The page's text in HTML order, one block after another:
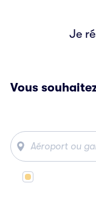
Je
Vous